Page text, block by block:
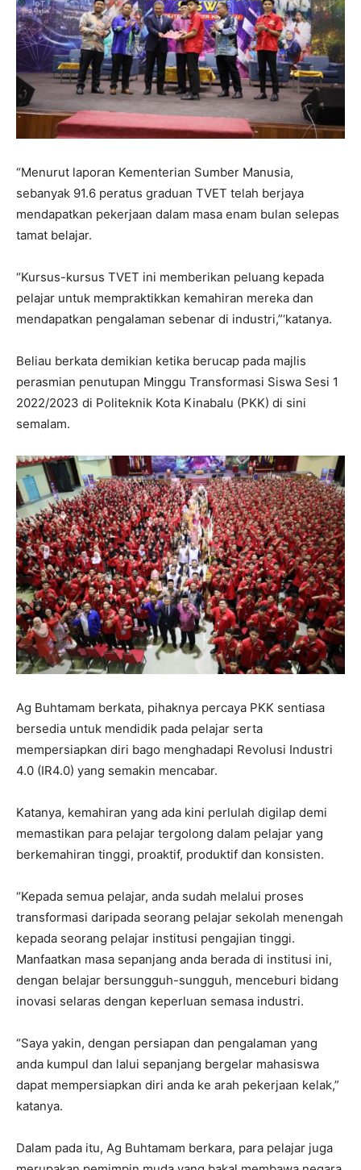
“Menurut laporan Kementerian Sumber Manusia,
sebanyak 91.6 peratus graduan TVET telah berjaya
mendapatkan pekerjaan dalam masa enam bulan selepas
tamat belajar.
“Kursus-kursus TVET ini memberikan peluang kepada
pelajar untuk mempraktikkan kemahiran mereka dan
mendapatkan pengalaman sebenar di industri,”‘katanya.
Beliau berkata demikian ketika berucap pada majlis
perasmian penutupan Minggu Transformasi Siswa Sesi 1
2022/2023 di Politeknik Kota Kinabalu (PKK) di sini
semalam.
Ag Buhtamam berkata, pihaknya percaya PKK sentiasa
bersedia untuk mendidik pada pelajar serta
mempersiapkan diri bago menghadapi Revolusi Industri
4.0 (IR4.0) yang semakin mencabar.
Katanya, kemahiran yang ada kini perlulah digilap demi
memastikan para pelajar tergolong dalam pelajar yang
berkemahiran tinggi, proaktif, produktif dan konsisten.
“Kepada semua pelajar, anda sudah melalui proses
transformasi daripada seorang pelajar sekolah menengah
kepada seorang pelajar institusi pengajian tinggi.
Manfaatkan masa sepanjang anda berada di institusi ini,
dengan belajar bersungguh-sungguh, menceburi bidang
inovasi selaras dengan keperluan semasa industri.
“Saya yakin, dengan persiapan dan pengalaman yang
anda kumpul dan lalui sepanjang bergelar mahasiswa
dapat mempersiapkan diri anda ke arah pekerjaan kelak,”
katanya.
Dalam pada itu, Ag Buhtamam berkara, para pelajar juga